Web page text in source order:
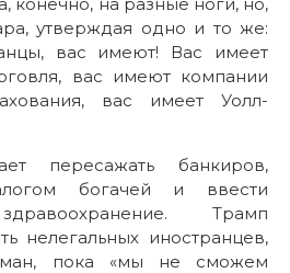
утверждая одно и то же:
вас имеют! Вас имеет
вас имеют компании
вас имеет Уолл-
пересажать банкиров,
богачей и ввести
Трамп
нелегальных иностранцев,
пока «мы не сможем